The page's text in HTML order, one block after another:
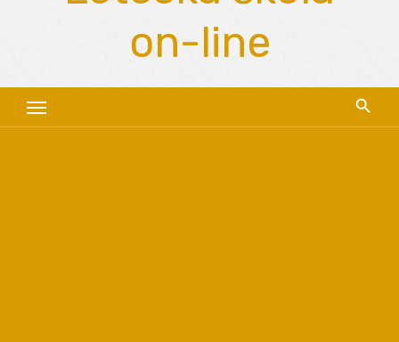
on-line